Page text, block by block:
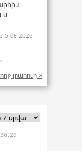
և
5-08-2026
լրահոսը »